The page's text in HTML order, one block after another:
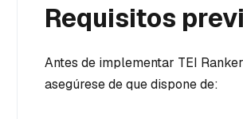
Requisitos
Antes de implementar TEI
asegúrese de que dispone de: